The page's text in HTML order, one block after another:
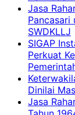
Jasa
Pancasari
SWDKLLJ
SIGAP
Perkuat
Dinilai
Jasa